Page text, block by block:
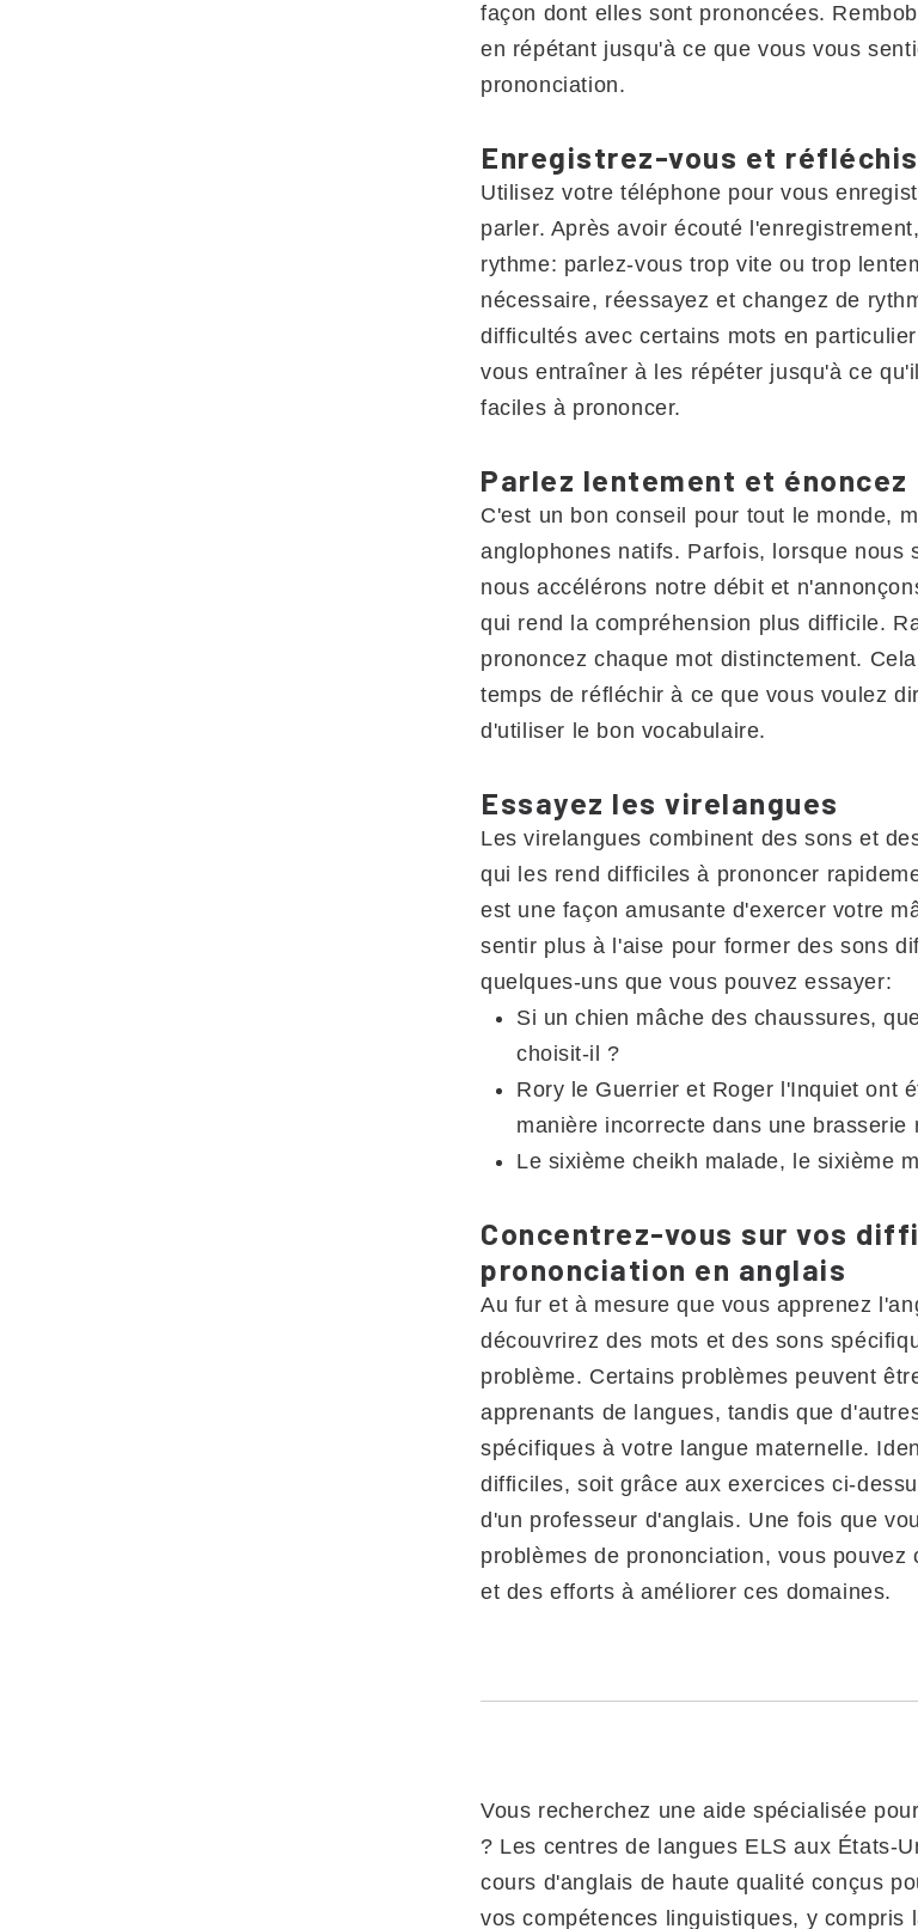
façon dont elles sont prononcées.
en répétant jusqu'à ce que vous vous
prononciation.
Enregistrez-vous et
Utilisez votre téléphone pour vous
parler. Après avoir écouté
rythme: parlez-vous trop vite ou trop
nécessaire, réessayez et changez de
difficultés avec certains mots en
vous entraîner à les répéter jusqu'à ce
faciles à prononcer.
Parlez lentement et énoncez
C'est un bon conseil pour tout le monde,
anglophones natifs. Parfois, lorsque nous
nous accélérons notre débit et
qui rend la compréhension plus difficile.
prononcez chaque mot distinctement.
temps de réfléchir à ce que vous voulez
d'utiliser le bon vocabulaire.
Essayez les virelangues
Les virelangues combinent des sons et
qui les rend difficiles à prononcer
est une façon amusante d'exercer votre
sentir plus à l'aise pour former des sons
quelques-uns que vous pouvez essayer:
Si un chien mâche des chaussures,
choisit-il ?
Rory le Guerrier et Roger l'Inquiet ont
manière incorrecte dans une brasserie
Le sixième cheikh malade, le sixième
Concentrez-vous sur vos
prononciation en anglais
Au fur et à mesure que vous apprenez
découvrirez des mots et des sons
problème. Certains problèmes peuvent
apprenants de langues, tandis que
spécifiques à votre langue maternelle.
difficiles, soit grâce aux exercices ci-
d'un professeur d'anglais. Une fois que
problèmes de prononciation, vous pouvez
et des efforts à améliorer ces domaines.
Vous recherchez une aide spécialisée
? Les centres de langues ELS aux États-
cours d'anglais de haute qualité conçus
vos compétences linguistiques, y compris